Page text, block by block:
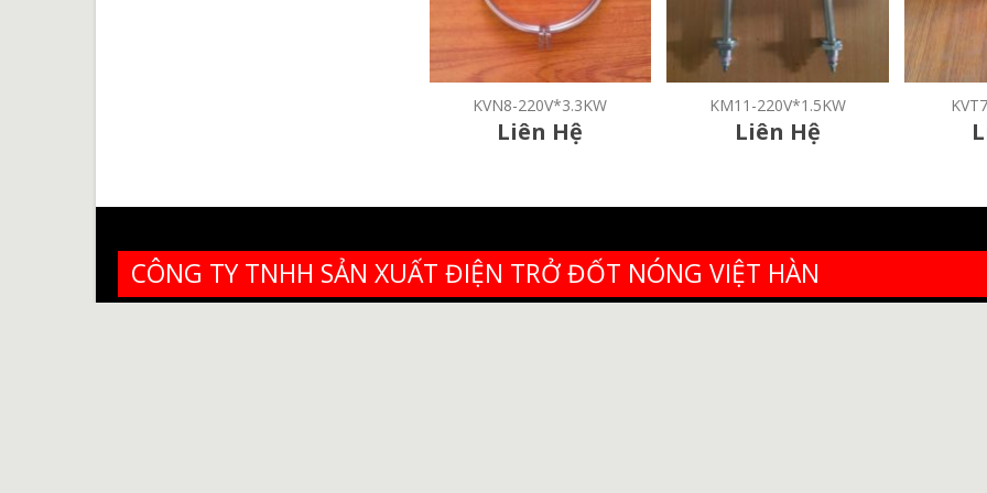
KVN8-220V*3.3KW
Liên Hệ
KM11-220V*1.5KW
Liên Hệ
CÔNG TY TNHH SẢN XUẤT ĐIỆN TRỞ ĐỐT NÓNG VIỆT HÀN